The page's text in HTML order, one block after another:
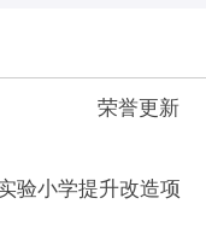
荣誉更新
验小学提升改造项